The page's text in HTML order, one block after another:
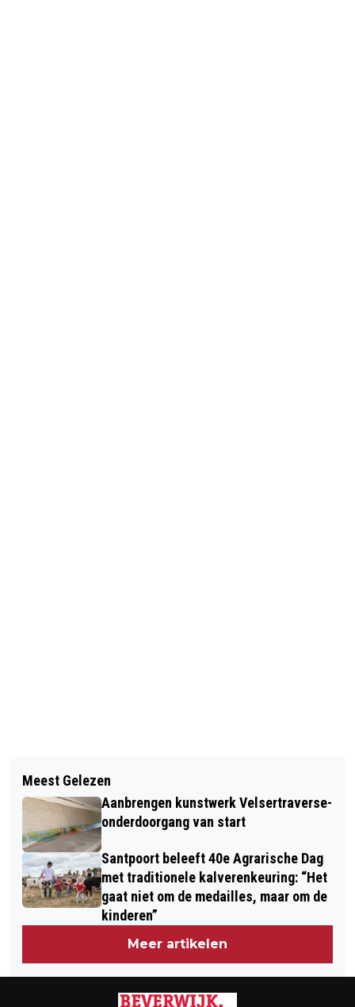
DUITSE VERSIE ‘SHE LOVES YOU’
VERBALE LIJDENSWEG VOOR PAUL
MCCARTNEY
PROVINCIE NOORD-HOLLAND EN
IJMONDGEMEENTEN STELLEN
PROGRAMMA TATA STEEL 2024-2030
VAST
Meest Gelezen
Aanbrengen kunstwerk Velsertraverse-
onderdoorgang van start
Santpoort beleeft 40e Agrarische Dag
met traditionele kalverenkeuring: “Het
gaat niet om de medailles, maar om de
kinderen”
Meer artikelen